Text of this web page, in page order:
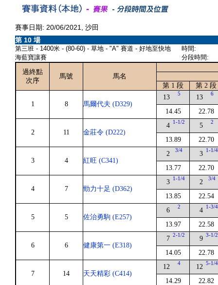
賽事日期: 20/06/2021, 沙田
第 10 場
第三班 - 1400米 - (80-60) - 草地 - "A" 賽道 - 好地至快地
海藍寶讓賽
時間:
分段時間:
過終點
次序
馬號
馬名
第 1 段
第 2 段
1 8 馬爾代夫 (D329)
13 5
14.45
13 6
22.78
2 11 金莊令 (D222)
4 1-1/2
13.89
5 2
22.70
3 4 紅旺 (C341)
2 3/4
13.77
3 1-1/4
22.70
4 7 勁力十足 (D362)
3 1-1/4
13.85
2 3/4
22.54
5 5 佐治勇駒 (E257)
6 2
13.97
4 1-3/4
22.58
6 6 健康第一 (E318)
7 2-1/2
14.05
9 3-1/2
22.78
7 14 天天精彩 (C414)
12 4
14.29
12 5-1/4
22.82